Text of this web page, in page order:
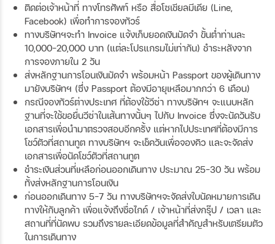
ติดต่อเจ้าหน้าที่ ทางโทรศัพท์ หรือ สื่อโซเชียลมีเดีย (Line,
Facebook) เพื่อทำการจองทัวร์
ทางบริษัทฯจะทำ Invoice แจ้งเก็บยอดเงินมัดจำ ขั้นต่ำท่านละ
10,000-20,000 บาท (แต่ละโปรแกรมไม่เท่ากัน) ชำระหลังจาก
การจองภายใน 2 วัน
ส่งหลักฐานการโอนเงินมัดจำ พร้อมหน้า Passport ของผู้เดินทาง
มายังบริษัทฯ (ซึ่ง Passport ต้องมีอายุเหลือมากกว่า 6 เดือน)
กรณีจองทัวร์ต่างประเทศ ที่ต้องใช้วีซ่า ทางบริษัทฯ จะแนบหลัก
ฐานที่จะใช้ขอยื่นวีซ่าในเส้นทางนั้นๆ ไปกับ Invoice ซึ่งจะนัดวันรับ
เอกสารเพื่อนำมาตรวจสอบอีกครั้ง แต่หากไปประเทศที่ต้องมีการ
โชว์ตัวที่สถานทูต ทางบริษัทฯ จะเช็ควันเพื่อจองคิว และจะจัดส่ง
เอกสารเพื่อนัดโชว์ตัวที่สถานทูต
ชำระเงินส่วนที่เหลือก่อนออกเดินทาง ประมาณ 25-30 วัน พร้อม
ทั้งส่งหลักฐานการโอนเงิน
ก่อนออกเดินทาง 5-7 วัน ทางบริษัทฯจะจัดส่งใบนัดหมายการเดิน
ทางให้กับลูกค้า เพื่อแจ้งถึงชื่อไกด์ / เจ้าหน้าที่ส่งกรุ๊ป / เวลา และ
สถานที่ที่นัดพบ รวมถึงรายละเอียดข้อมูลที่สำคัญสำหรับเตรียมตัว
ในการเดินทาง